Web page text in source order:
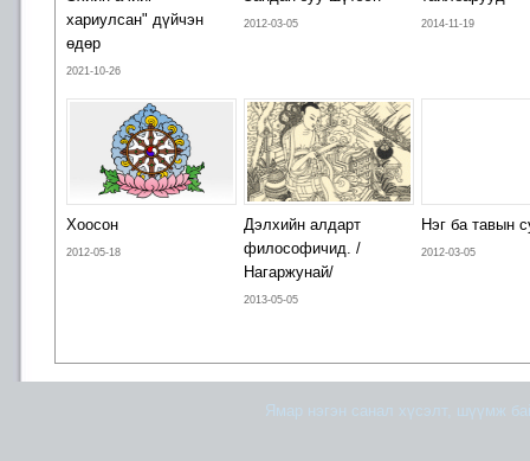
хариулсан" дүйчэн
өдөр
2021-10-26
2012-03-05 2014-11-19
Хоосон
2012-05-18
Дэлхийн алдарт
философичид. /
Нагаржунай/
2013-05-05
Нэг ба тавын
2012-03-05
Ямар нэгэн санал хүсэлт, шүүмж